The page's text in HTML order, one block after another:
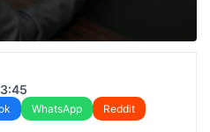
WhatsApp
Reddit